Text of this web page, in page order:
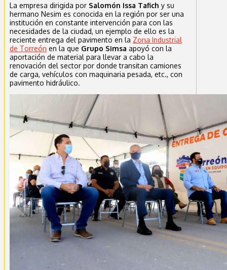
La empresa dirigida por Salomón Issa Tafich y su
hermano Nesim es conocida en la región por ser una
institución en constante intervención para con las
necesidades de la ciudad, un ejemplo de ello es la
reciente entrega del pavimento en la Zona Industrial
de Torreón en la que Grupo Simsa apoyó con la
aportación de material para llevar a cabo la
renovación del sector por donde transitan camiones
de carga, vehículos con maquinaria pesada, etc., con
pavimento hidráulico.